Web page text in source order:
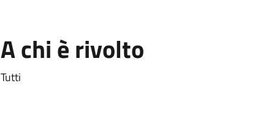
A chi è rivolto
Tutti